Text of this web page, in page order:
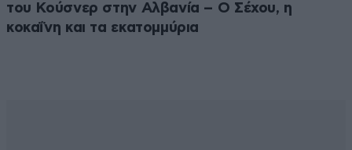
του Κούσνερ στην Αλβανία – Ο Σέχου, η
κοκαΐνη και τα εκατομμύρια